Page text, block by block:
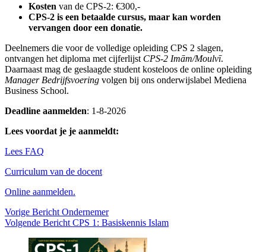
Kosten van de CPS‑2: €300,-
CPS‑2 is een betaalde cursus, maar kan worden
vervangen door een donatie.
Deelnemers die voor de volledige opleiding CPS 2 slagen,
ontvangen het diploma met cijferlijst CPS‑2 Imām/Moulvī.
Daarnaast mag de geslaagde student kosteloos de online opleiding
Manager Bedrijfsvoering volgen bij ons onderwijslabel Mediena
Business School.
Deadline aanmelden: 1-8-2026
Lees voordat je je aanmeldt:
Lees FAQ
Curriculum van de docent
Online aanmelden.
Vorige Bericht Ondernemer
Volgende Bericht CPS 1: Basiskennis Islam